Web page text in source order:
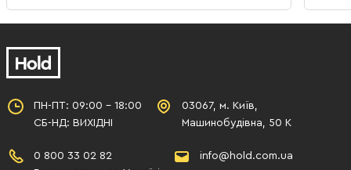
ПН-ПТ: 09:00 - 18:00
СБ-НД: ВИХІДНІ
03067, м. Київ,
Машинобудівна, 50 К
0 800 33 02 82
info@hold.com.ua